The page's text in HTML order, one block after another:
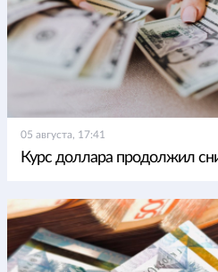
05 августа, 17:41
Курс доллара продолжил